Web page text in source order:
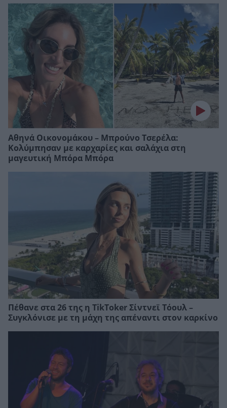
Αθηνά Οικονομάκου – Μπρούνο Τσερέλα:
Κολύμπησαν με καρχαρίες και σαλάχια στη
μαγευτική Μπόρα Μπόρα
Πέθανε στα 26 της η TikToker Σίντνεϊ Τόουλ –
Συγκλόνισε με τη μάχη της απέναντι στον καρκίνο